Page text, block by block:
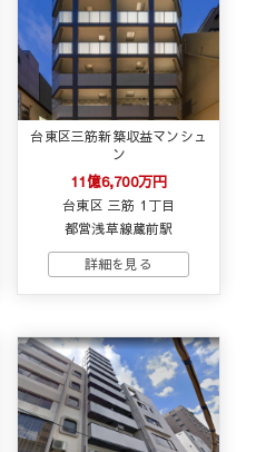
台東区三筋新築収益マンシュ
ン
11億6,700万円
台東区 三筋 1丁目
都営浅草線蔵前駅